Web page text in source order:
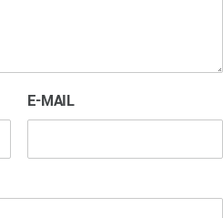
E-MAIL